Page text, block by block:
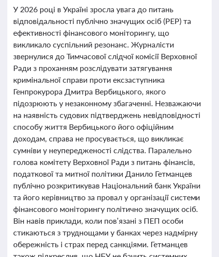
У 2026 році в Україні зросла увага до питань
відповідальності публічно значущих осіб (PEP) та
ефективності фінансового моніторингу, що
викликало суспільний резонанс. Журналісти
звернулися до Тимчасової слідчої комісії Верховної
Ради з проханням розслідувати затягування
кримінальної справи проти ексзаступника
Генпрокурора Дмитра Вербицького, якого
підозрюють у незаконному збагаченні. Незважаючи
на наявність судових підтверджень невідповідності
способу життя Вербицького його офіційним
доходам, справа не просувається, що викликає
сумніви у неупередженості слідства. Паралельно
голова комітету Верховної Ради з питань фінансів,
податкової та митної політики Данило Гетманцев
публічно розкритикував Національний банк України
та його керівництво за провал у організації системи
фінансового моніторингу політично значущих осіб.
Він навів приклади, коли пов’язані з ПЕП особи
стикаються з труднощами у банках через надмірну
обережність і страх перед санкціями. Гетманцев